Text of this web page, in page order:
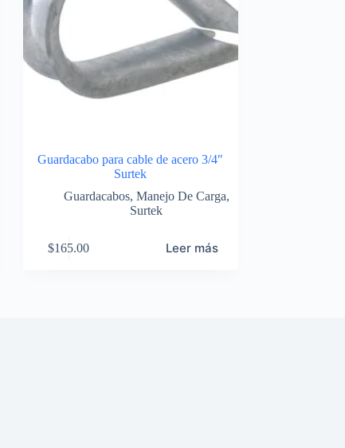
Guardacabo para cable de acero 3/4″
Surtek
Guardacabos, Manejo De Carga,
Surtek
$165.00 Leer más